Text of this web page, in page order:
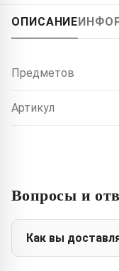
ОПИСАНИЕ
Предметов
Артикул
Вопросы и
Как вы